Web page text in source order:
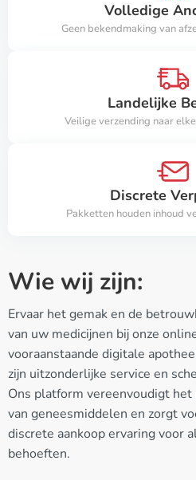
Volledige
Geen bekendmaking van
Landelijke
Veilige verzending naar
Discrete
Pakketten houden inhoud
Wie wij zijn:
Ervaar het gemak en de
van uw medicijnen bij onze
vooraanstaande digitale
zijn uitzonderlijke service en
Ons platform vereenvoudigt het
van geneesmiddelen en zorgt
discrete aankoop ervaring voor
behoeften.